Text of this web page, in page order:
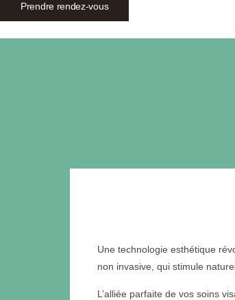
Prendre rendez-vous
Une technologie esthétique
non invasive, qui stimule
L’alliée parfaite de vos soins